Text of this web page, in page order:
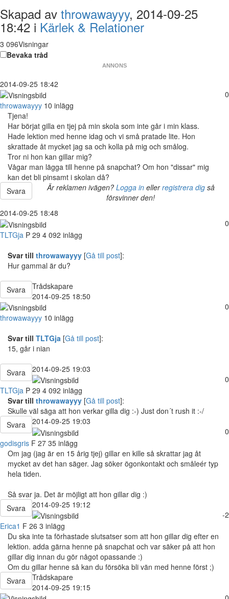
Skapad av throwawayyy, 2014-09-25
18:42 i Kärlek & Relationer
3 096Visningar
Bevaka tråd
ANNONS
2014-09-25 18:42
0
throwawayyy 10 inlägg
Tjena!
Har börjat gilla en tjej på min skola som inte går i min klass.
Hade lektion med henne idag och vi små pratade lite. Hon
skrattade åt mycket jag sa och kolla på mig och smålog.
Tror ni hon kan gillar mig?
Vågar man lägga till henne på snapchat? Om hon "dissar" mig
kan det bli pinsamt i skolan då?
Svara
Är reklamen ivägen? Logga inellerregistrera digså
försvinner den!
2014-09-25 18:48
0
TLTGja P 29 4 092 inlägg
Svar till throwawayyy [Gå till post]:
Hur gammal är du?
Svara
Trådskapare
2014-09-25 18:50
0
throwawayyy 10 inlägg
Svar till TLTGja [Gå till post]:
15, går i nian
Svara
2014-09-25 19:03
0
TLTGja P 29 4 092 inlägg
Svar till throwawayyy [Gå till post]:
Skulle väl säga att hon verkar gilla dig :-) Just don´t rush it :-/
Svara
2014-09-25 19:03
0
godisgris F 27 35 inlägg
Om jag (jag är en 15 årig tjej) gillar en kille så skrattar jag åt
mycket av det han säger. Jag söker ögonkontakt och småleér typ
hela tiden.
Så svar ja. Det är möjligt att hon gillar dig :)
Svara
2014-09-25 19:12
-2
Erica1 F 26 3 inlägg
Du ska inte ta förhastade slutsatser som att hon gillar dig efter en
lektion. adda gärna henne på snapchat och var säker på att hon
gillar dig innan du gör något opassande :)
Om du gillar henne så kan du försöka bli vän med henne först ;)
Svara
Trådskapare
2014-09-25 19:15